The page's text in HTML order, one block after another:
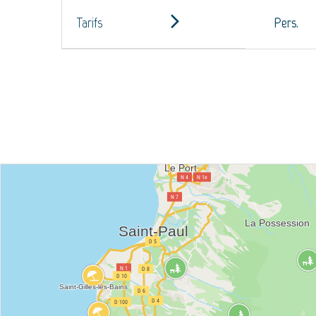
Tarifs Pers.